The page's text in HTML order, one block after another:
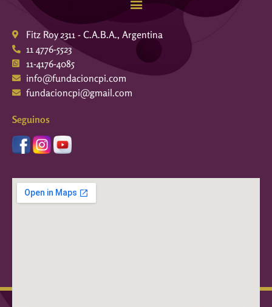
Fitz Roy 2311 - C.A.B.A., Argentina
11 4776-5523
11-4176-4085
info@fundacioncpi.com
fundacioncpi@gmail.com
Seguinos